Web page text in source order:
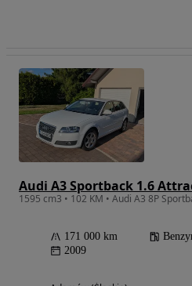
Audi A3 Sportback 1.6
171 000 km
2009